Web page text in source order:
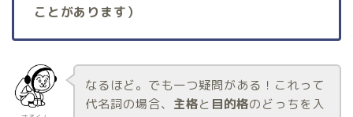
ことがあります）
なるほど。でも一つ疑問がある！これって
代名詞の場合、 主格と 目的格のどっちを入